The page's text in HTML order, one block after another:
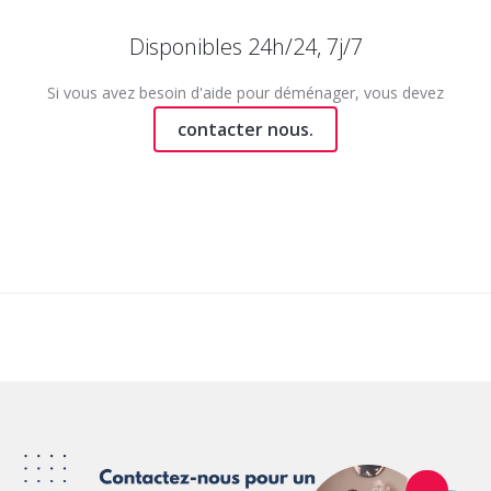
Disponibles 24h/24, 7j/7
Si vous avez besoin d'aide pour déménager, vous devez
contacter nous.